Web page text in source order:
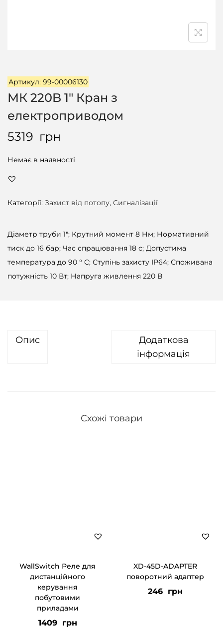
Артикул: 99-00006130
МК 220B 1″ Кран з
електроприводом
5319 грн
Немає в наявності
Категорії: Захист від потопу, Сигналізації
Діаметр труби 1"; Крутний момент 8 Нм; Нормативний
тиск до 16 бар; Час спрацювання 18 с; Допустима
температура до 90 ° С; Ступінь захисту IP64; Споживана
потужність 10 Вт; Напруга живлення 220 В
Опис
Додаткова
інформація
Схожі товари
WallSwitch Реле для
дистанційного
керування
побутовими
приладами
1409 грн
XD-45D-ADAPTER
поворотний адаптер
246 грн